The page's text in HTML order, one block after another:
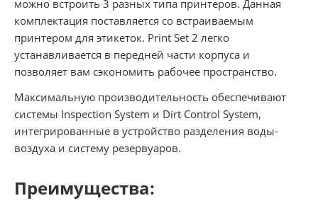
можно встроить 3 разных типа принтеров. Данная
комплектация поставляется со встраиваемым
принтером для этикеток. Print Set 2 легко
устанавливается в передней части корпуса и
позволяет вам сэкономить рабочее пространство.
Максимальную производительность обеспечивают
системы Inspection System и Dirt Control System,
интегрированные в устройство разделения воды-
воздуха и систему резервуаров.
Преимущества: